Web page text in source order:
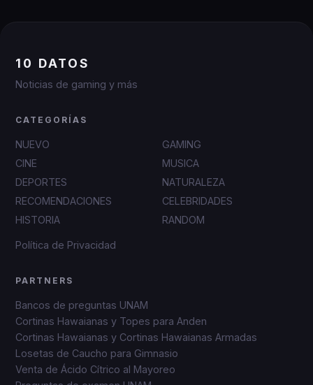
10 DATOS
Noticias de gaming y más
CATEGORÍAS
NUEVO
GAMING
CINE
MUSICA
DEPORTES
NATURALEZA
RECOMENDACIONES
CELEBRIDADES
HISTORIA
RANDOM
Política de Privacidad
PARTNERS
Bancos de preguntas UNAM
Cortinas Hawaianas y Topes para Anden
Cortinas Hawaianas y Cortinas Hawaianas Armadas
Losetas de Caucho para Gimnasio
Venta de Ácido Cítrico al Mayoreo